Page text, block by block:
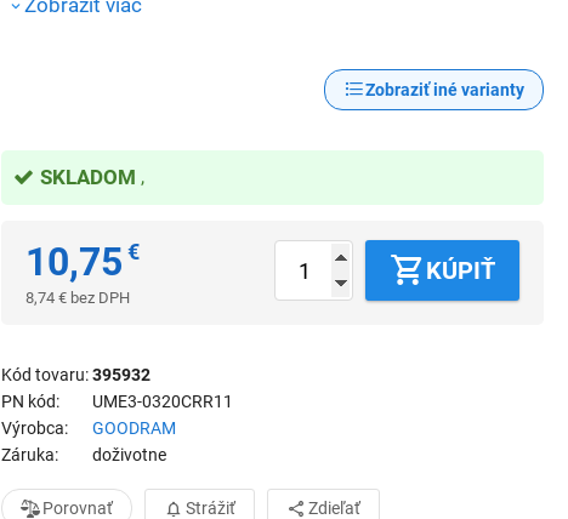
Zobraziť viac
Zobraziť iné varianty
SKLADOM
10,75 €
8,74 € bez DPH
KÚPIŤ
Kód tovaru 395932
PN kód
UME3-0320CRR11
Výrobca
GOODRAM
Záruka
doživotne
Porovnať Strážiť Zdieľať